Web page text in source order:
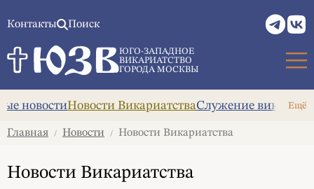
Контакты Поиск
ЮГО-ЗАПАДНОЕ
ВИКАРИАТСТВО
ГОРОДА МОСКВЫ
Ещё
новостиНовости ВикариатстваСлужение викария
Главная / Новости / Новости Викариатства
Новости Викариатства